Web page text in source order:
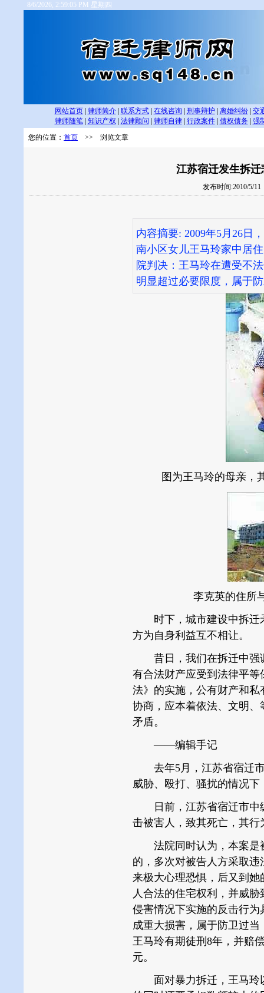
8/6/2026, 2:59:06 PM 星期四
网站首页 律师简介 联系方式| 在线咨询 刑事辩护 离婚纠纷
交
律师随笔
知识产权 法律顾问 律师自律 行政案件 债权债务
强
您的位置： 首页 >> 浏览文章
江苏宿迁发生拆
发布时间:2010/5/11
内容摘要: 2009年5月26日
南小区女儿王马玲家中居
院判决：王马玲在遭受不
明显超过必要限度，属于
图为王马玲的母亲，
李克英的住所
时下，城市建设中拆迁
方为自身利益互不相让。
昔日，我们在拆迁中强
有合法财产应受到法律平
法》的实施，公有财产和
协商，应本着依法、文明
矛盾。
――编辑手记
去年5月，江苏省宿迁市
威胁、殴打、骚扰的情况
日前，江苏省宿迁市中
击被害人，致其死亡，其
法院同时认为，本案是
的，多次对被告人方采取
来极大心理恐惧，后又到
人合法的住宅权利，并威
侵害情况下实施的反击行
成重大损害，属于防卫过
王马玲有期徒刑8年，并赔
元。
面对暴力拆迁，王马玲